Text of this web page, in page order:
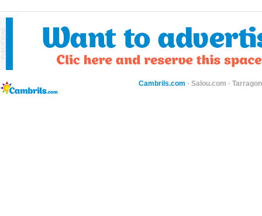
Cambrils.com · Salou.com ·